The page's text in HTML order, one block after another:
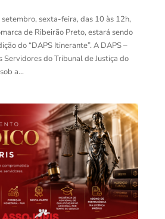
sexta-feira, das 10 às 12h,
de Ribeirão Preto, estará sendo
do “DAPS Itinerante”. A DAPS –
Servidores do Tribunal de Justiça do
a...